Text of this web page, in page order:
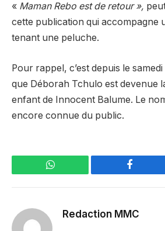
« Maman Rebo est de retour »,
cette publication qui accompagne
tenant une peluche.
Pour rappel, c’est depuis le
que Déborah Tchulo est devenue
enfant de Innocent Balume. Le
encore connue du public.
WhatsApp
Redaction MMC